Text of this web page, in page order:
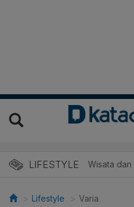
LIFESTYLE Wisata dan
Lifestyle Varia